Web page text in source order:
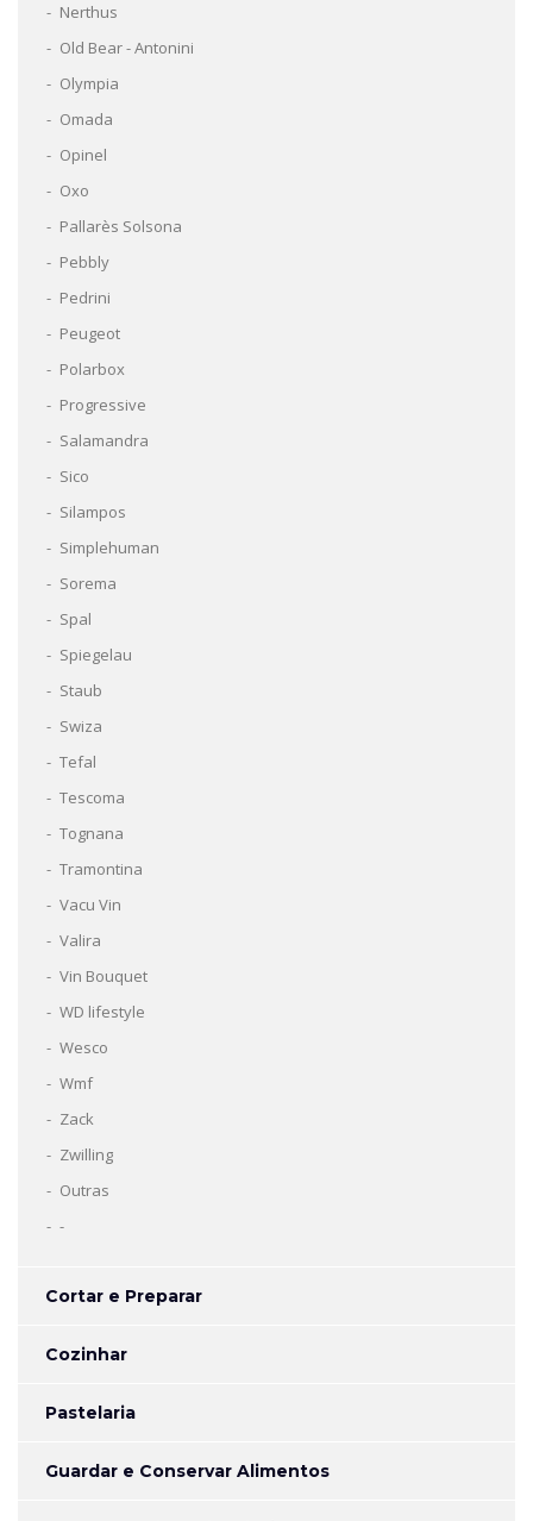
Nerthus
Old Bear - Antonini
Olympia
Omada
Opinel
Oxo
Pallarès Solsona
Pebbly
Pedrini
Peugeot
Polarbox
Progressive
Salamandra
Sico
Silampos
Simplehuman
Sorema
Spal
Spiegelau
Staub
Swiza
Tefal
Tescoma
Tognana
Tramontina
Vacu Vin
Valira
Vin Bouquet
WD lifestyle
Wesco
Wmf
Zack
Zwilling
Outras
-
Cortar e Preparar
Cozinhar
Pastelaria
Guardar e Conservar Alimentos